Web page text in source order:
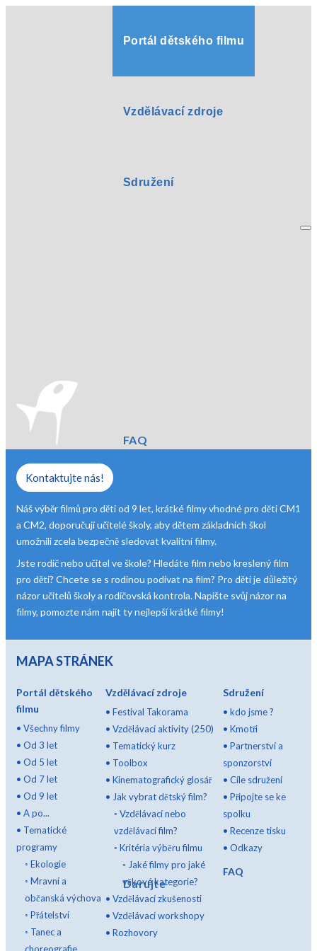
Portál dětského filmu
Vzdělávací zdroje
Sdružení
FAQ
Darujte
Kontaktujte nás!
Náš výběr filmů pro děti od 9 let, krátké filmy vhodné pro děti CM1
a CM2, doporučují učitelé školy, aby dětem základních škol
umožnili zcela bezpečně sledovat kvalitní filmy.
Jste rodič nebo učitel ve škole? Hledáte film nebo kreslený film
pro děti? Chcete se s rodinou podívat na film? Pro děti je důležitý
názor učitelů školy a rodičovská kontrola. Napište svůj názor na
filmy, pomozte nám najít ty nejlepší krátké filmy!
MAPA STRÁNEK
Portál dětského
filmu
• Všechny filmy
• Od 3 let
• Od 5 let
• Od 7 let
• Od 9 let
• A po...
• Tematické
programy
◦ Ekologie
◦ Mravní a
občanská výchova
◦ Přátelství
◦ Tanec a
Vzdělávací zdroje
• Festival Takorama
• Vzdělávací aktivity (250)
• Tematický kurz
• Toolbox
• Kinematografický glosář
• Jak vybrat dětský film?
◦ Vzdělávací nebo
vzdělávací film?
◦ Kritéria výběru filmu
◦ Jaké filmy pro jaké
věkové kategorie?
• Vzdělávací zkušenosti
• Vzdělávací workshopy
• Rozhovory
Sdružení
•kdo jsme ?
•Kmotři
•Partnerství a
sponzorství
•Cíle sdružení
•Připojte se ke
spolku
•Recenze tisku
•Odkazy
FAQ